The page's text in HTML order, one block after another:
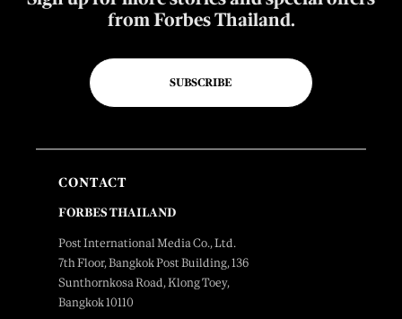
from Forbes Thailand.
SUBSCRIBE
CONTACT
FORBES THAILAND
Post International Media Co., Ltd.
7th Floor, Bangkok Post Building, 136
Sunthornkosa Road, Klong Toey,
Bangkok 10110